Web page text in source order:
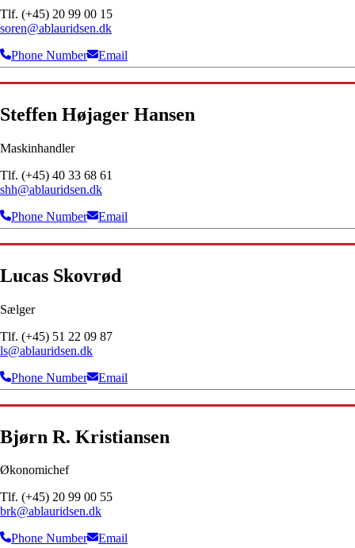
Tlf. (+45) 20 99 00 15
soren@ablauridsen.dk
Phone Number
Email
Steffen Højager Hansen
Maskinhandler
Tlf. (+45) 40 33 68 61
shh@ablauridsen.dk
Phone Number
Email
Lucas Skovrød
Sælger
Tlf. (+45) 51 22 09 87
ls@ablauridsen.dk
Phone Number
Email
Bjørn R. Kristiansen
Økonomichef
Tlf. (+45) 20 99 00 55
brk@ablauridsen.dk
Phone Number
Email